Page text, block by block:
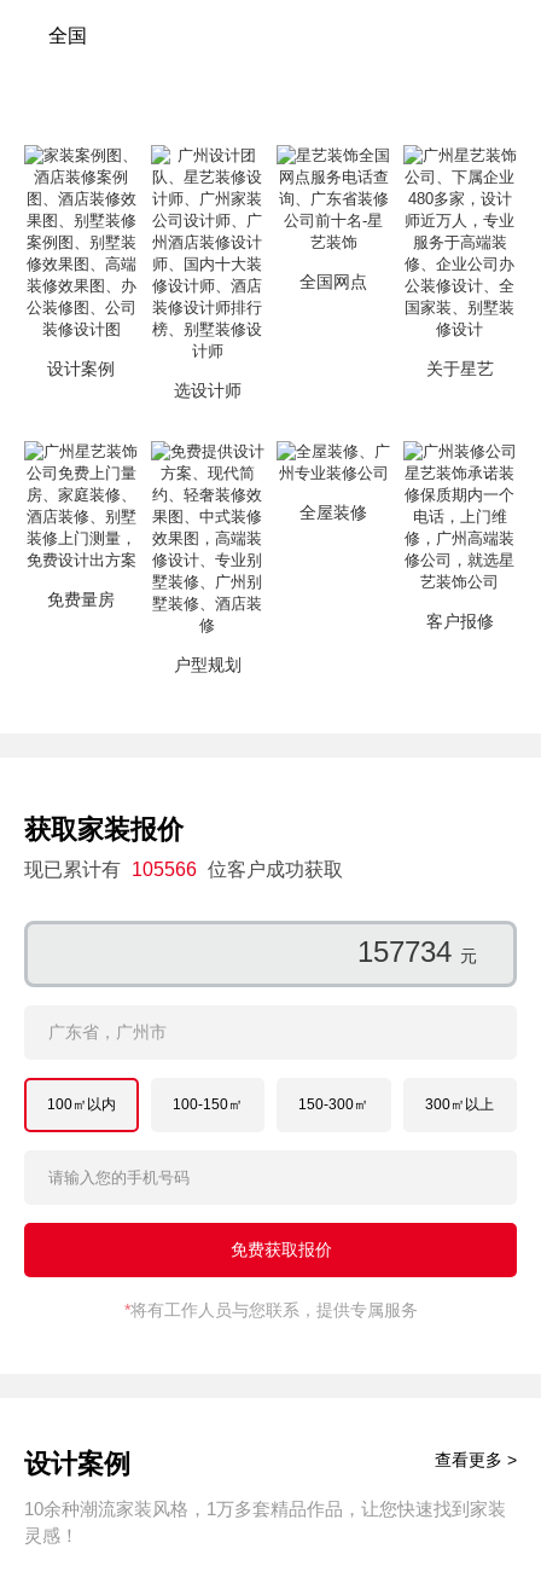
全国
设计案例
选设计师
全国网点
关于星艺
免费量房
户型规划
全屋装修
客户报修
获取家装报价
现已累计有 105566 位客户成功获取
157734 元
广东省，广州市
100㎡以内 100-150㎡ 150-300㎡ 300㎡以上
*将有工作人员与您联系，提供专属服务
设计案例
10余种潮流家装风格，1万多套精品作品，让您快速找到家装
灵感！
查看更多 >